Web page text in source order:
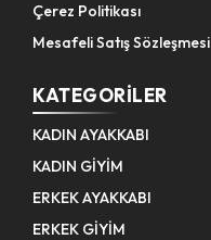
Çerez Politikası
Mesafeli Satış Sözleşmesi
KATEGORILER
KADIN AYAKKABI
KADIN GİYİM
ERKEK AYAKKABI
ERKEK GİYİM